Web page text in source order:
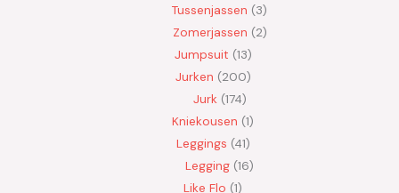
Tussenjassen
3
Zomerjassen 2
Jumpsuit 13
Jurken 200
Jurk 174
Kniekousen 1
Leggings 41
Legging 16
Like Flo 1